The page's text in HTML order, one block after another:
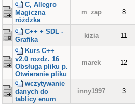
C, Allegro
Magiczna
różdzka
m_zap 8
C++ + SDL -
Grafika
kizia 11
Kurs C++
v2.0 rozdz. 16
Obsługa pliku p.
Otwieranie pliku
marek 12
wczytywanie
danych do
tablicy enum
inny1997 3